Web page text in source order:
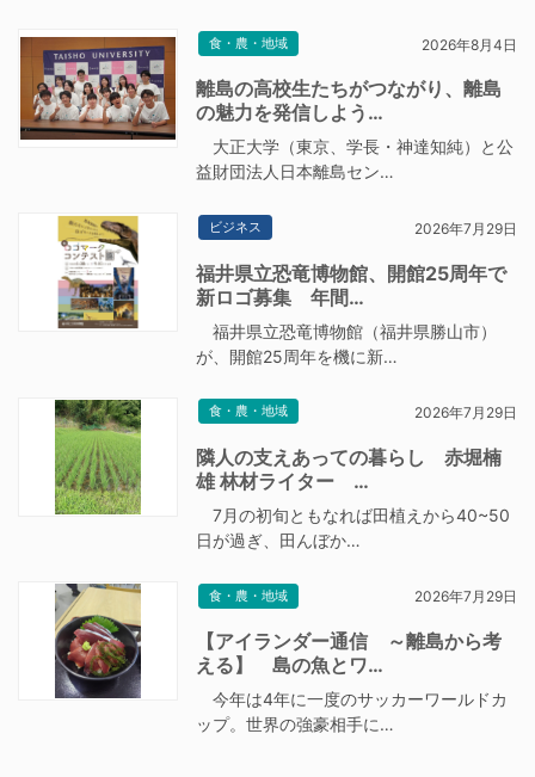
食・農・地域 2026年8月4日
離島の高校生たちがつながり、離島
の魅力を発信しよう…
大正大学（東京、学長・神達知純）と公
益財団法人日本離島セン…
ビジネス 2026年7月29日
福井県立恐竜博物館、開館25周年で
新ロゴ募集 年間…
福井県立恐竜博物館（福井県勝山市）
が、開館25周年を機に新…
食・農・地域 2026年7月29日
隣人の支えあっての暮らし 赤堀楠
雄 林材ライター …
7月の初旬ともなれば田植えから40~50
日が過ぎ、田んぼか…
食・農・地域 2026年7月29日
【アイランダー通信 ～離島から考
える】 島の魚とワ…
今年は4年に一度のサッカーワールドカ
ップ。世界の強豪相手に…